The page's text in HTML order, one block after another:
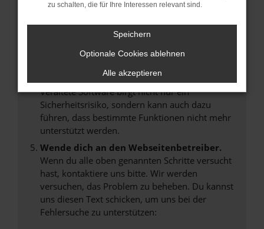
Starte dein Gerät neu.
Das kann manchmal helfen, vorübergehende
Probleme zu beheben.
Stelle sicher, dass dein Browser und dein
Veraltete Software birgt nicht nur ein
Sicherheitsrisiko, sondern kann auch dazu
führen, dass bestimmte Funktionen nicht mehr
unterstützt werden.
Wende dich an den Webseitenbetreiber.
Wenn du alle oben genannten Schritte versucht
hast, kontaktiere uns bitte. Wir werden
versuchen, das Problem zu beheben. Du kannst
uns diesen Text schicken, um uns bei der
Fehlersuche zu unterstützen:
zu schalten, die für Ihre Interessen relevant sind.
Speichern
Optionale Cookies ablehnen
Alle akzeptieren